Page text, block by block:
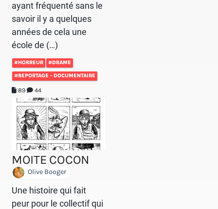
ayant fréquenté sans le
savoir il y a quelques
années de cela une
école de (…)
#HORREUR #DRAME
#REPORTAGE - DOCUMENTAIRE
89 44
MOITE COCON
Olive Booger
Une histoire qui fait
peur pour le collectif qui